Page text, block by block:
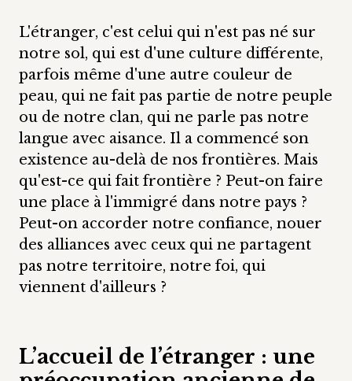
L'étranger, c'est celui qui n'est pas né sur
notre sol, qui est d'une culture différente,
parfois même d'une autre couleur de
peau, qui ne fait pas partie de notre peuple
ou de notre clan, qui ne parle pas notre
langue avec aisance. Il a commencé son
existence au-delà de nos frontières. Mais
qu'est-ce qui fait frontière ? Peut-on faire
une place à l'immigré dans notre pays ?
Peut-on accorder notre confiance, nouer
des alliances avec ceux qui ne partagent
pas notre territoire, notre foi, qui
viennent d'ailleurs ?
L’accueil de l’étranger : une